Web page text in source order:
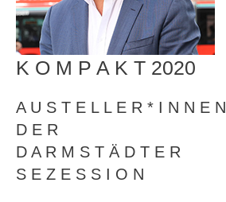
K O M P A K T 2020
A U S T E L L E R * I N N E N
D E R
D A R M S T Ä D T E R
S E Z E S S I O N